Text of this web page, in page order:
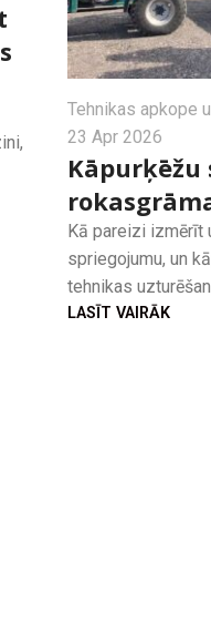
Tehnikas apkope
23 Apr 2026
Kāpurķēžu
Kā pareizi izmērīt
spriegojumu, un
tehnikas
LASĪT VAIRĀK